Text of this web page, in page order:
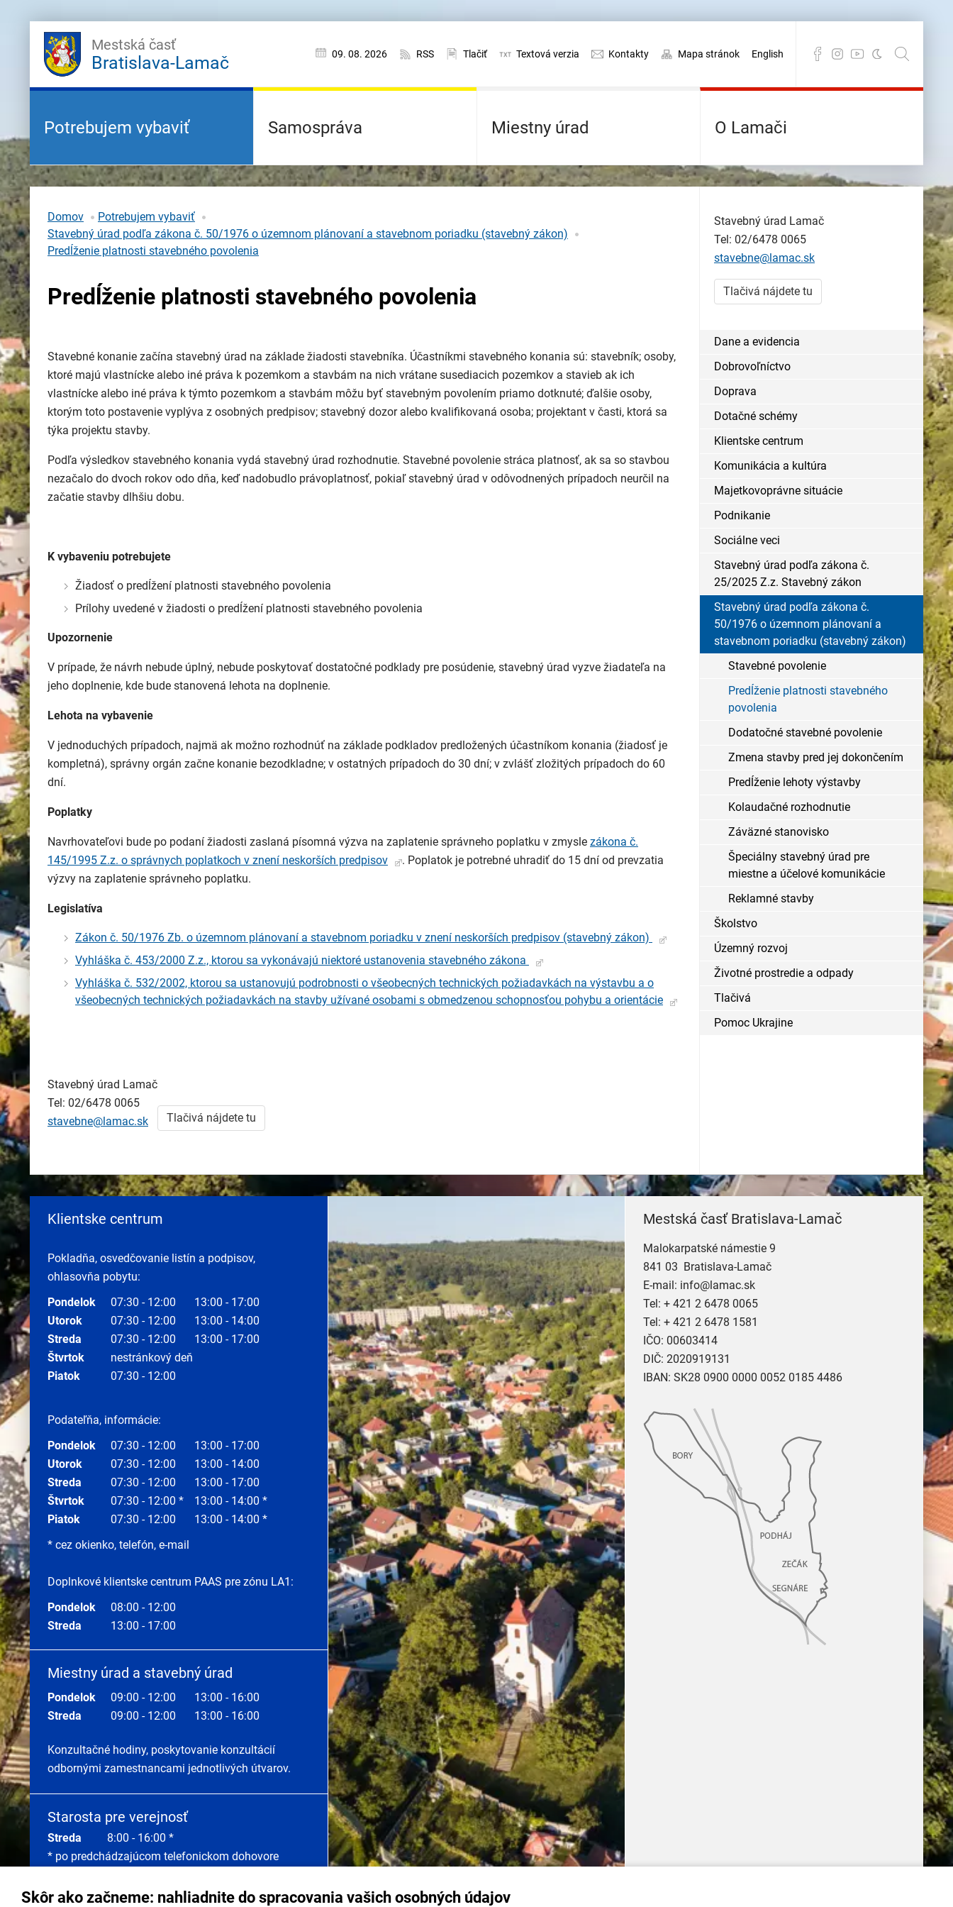
Skôr ako začneme: nahliadnite do spracovania vašich osobných údajov
Mestská časť
Bratislava-Lamač 09. 08. 2026 RSS Tlačiť Textová verzia Kontakty Mapa stránok English
Potrebujem vybaviť Samospráva Miestny úrad O Lamači
Domov
Potrebujem vybaviť
Stavebný úrad podľa zákona č. 50/1976 o územnom plánovaní a stavebnom poriadku (stavebný zákon)
Predĺženie platnosti stavebného povolenia
Predĺženie platnosti stavebného povolenia
Stavebné konanie začína stavebný úrad na základe žiadosti stavebníka. Účastníkmi stavebného konania sú: stavebník; osoby,
ktoré majú vlastnícke alebo iné práva k pozemkom a stavbám na nich vrátane susediacich pozemkov a stavieb ak ich
vlastnícke alebo iné práva k týmto pozemkom a stavbám môžu byť stavebným povolením priamo dotknuté; ďalšie osoby,
ktorým toto postavenie vyplýva z osobných predpisov; stavebný dozor alebo kvalifikovaná osoba; projektant v časti, ktorá sa
týka projektu stavby.
Podľa výsledkov stavebného konania vydá stavebný úrad rozhodnutie. Stavebné povolenie stráca platnosť, ak sa so stavbou
nezačalo do dvoch rokov odo dňa, keď nadobudlo právoplatnosť, pokiaľ stavebný úrad v odôvodnených prípadoch neurčil na
začatie stavby dlhšiu dobu.
K vybaveniu potrebujete
Žiadosť o predĺžení platnosti stavebného povolenia
Prílohy uvedené v žiadosti o predĺžení platnosti stavebného povolenia
Upozornenie
V prípade, že návrh nebude úplný, nebude poskytovať dostatočné podklady pre posúdenie, stavebný úrad vyzve žiadateľa na
jeho doplnenie, kde bude stanovená lehota na doplnenie.
Lehota na vybavenie
V jednoduchých prípadoch, najmä ak možno rozhodnúť na základe podkladov predložených účastníkom konania (žiadosť je
kompletná), správny orgán začne konanie bezodkladne; v ostatných prípadoch do 30 dní; v zvlášť zložitých prípadoch do 60
dní.
Poplatky
Navrhovateľovi bude po podaní žiadosti zaslaná písomná výzva na zaplatenie správneho poplatku v zmysle zákona č.
145/1995 Z.z. o správnych poplatkoch v znení neskorších predpisov
. Poplatok je potrebné uhradiť do 15 dní od prevzatia
výzvy na zaplatenie správneho poplatku.
Legislatíva
Zákon č. 50/1976 Zb. o územnom plánovaní a stavebnom poriadku v znení neskorších predpisov (stavebný zákon)
Vyhláška č. 453/2000 Z.z., ktorou sa vykonávajú niektoré ustanovenia stavebného zákona
Vyhláška č. 532/2002, ktorou sa ustanovujú podrobnosti o všeobecných technických požiadavkách na výstavbu a o
všeobecných technických požiadavkách na stavby užívané osobami s obmedzenou schopnosťou pohybu a orientácie
Stavebný úrad Lamač
Tel: 02/6478 0065
stavebne@lamac.sk
Tlačivá nájdete tu
Stavebný úrad Lamač
Tel: 02/6478 0065
stavebne@lamac.sk
Tlačivá nájdete tu
Dane a evidencia
Dobrovoľníctvo
Doprava
Dotačné schémy
Klientske centrum
Komunikácia a kultúra
Majetkovoprávne situácie
Podnikanie
Sociálne veci
Stavebný úrad podľa zákona č.
25/2025 Z.z. Stavebný zákon
Stavebný úrad podľa zákona č.
50/1976 o územnom plánovaní a
stavebnom poriadku (stavebný zákon)
Stavebné povolenie
Predĺženie platnosti stavebného
povolenia
Dodatočné stavebné povolenie
Zmena stavby pred jej dokončením
Predĺženie lehoty výstavby
Kolaudačné rozhodnutie
Záväzné stanovisko
Špeciálny stavebný úrad pre
miestne a účelové komunikácie
Reklamné stavby
Školstvo
Územný rozvoj
Životné prostredie a odpady
Tlačivá
Pomoc Ukrajine
Klientske centrum
Pokladňa, osvedčovanie listín a podpisov,
ohlasovňa pobytu:
Pondelok
07:30 - 12:00
13:00 - 17:00
Utorok
07:30 - 12:00
13:00 - 14:00
Streda
07:30 - 12:00
13:00 - 17:00
Štvrtok
nestránkový deň
Piatok
07:30 - 12:00
Podateľňa, informácie:
Pondelok
07:30 - 12:00
13:00 - 17:00
Utorok
07:30 - 12:00
13:00 - 14:00
Streda
07:30 - 12:00
13:00 - 17:00
Štvrtok
07:30 - 12:00 *
13:00 - 14:00 *
Piatok
07:30 - 12:00
13:00 - 14:00 *
* cez okienko, telefón, e-mail
Doplnkové klientske centrum PAAS pre zónu LA1:
Pondelok
08:00 - 12:00
Streda
13:00 - 17:00
Miestny úrad a stavebný úrad
Pondelok 09:00 - 12:00
13:00 - 16:00
Streda
09:00 - 12:00 13:00 - 16:00
Konzultačné hodiny, poskytovanie konzultácií
odbornými zamestnancami jednotlivých útvarov.
Starosta pre verejnosť
Streda 8:00 - 16:00 *
* po predchádzajúcom telefonickom dohovore
Mestská časť Bratislava-Lamač
Malokarpatské námestie 9
841 03 Bratislava-Lamač
E-mail: info@lamac.sk
Tel:+ 421 2 6478 0065
Tel:+ 421 2 6478 1581
IČO: 00603414
DIČ: 2020919131
IBAN: SK28 0900 0000 0052 0185 4486